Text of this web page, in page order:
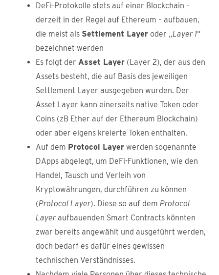
DeFi-Protokolle stets auf einer Blockchain –
derzeit in der Regel auf Ethereum – aufbauen,
die meist als Settlement Layer oder „Layer 1“
bezeichnet werden
Es folgt der Asset Layer (Layer 2), der aus den
Assets besteht, die auf Basis des jeweiligen
Settlement Layer ausgegeben wurden. Der
Asset Layer kann einerseits native Token oder
Coins (zB Ether auf der Ethereum Blockchain)
oder aber eigens kreierte Token enthalten.
Auf dem Protocol Layer werden sogenannte
DApps abgelegt, um DeFi-Funktionen, wie den
Handel, Tausch und Verleih von
Kryptowährungen, durchführen zu können
(Protocol Layer). Diese so auf dem Protocol
Layeraufbauenden Smart Contracts könnten
zwar bereits angewählt und ausgeführt werden,
doch bedarf es dafür eines gewissen
technischen Verständnisses.